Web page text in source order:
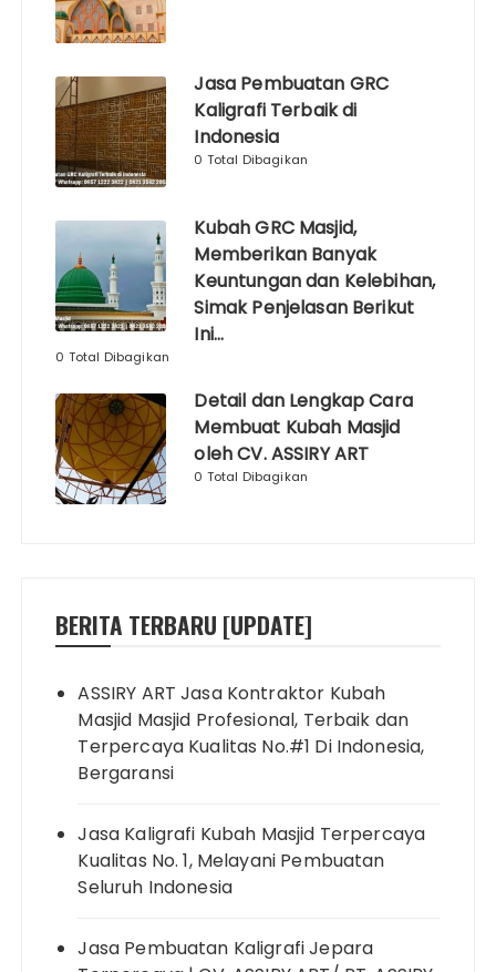
Jasa Pembuatan GRC
Kaligrafi Terbaik di
Indonesia
0 Total Dibagikan
Kubah GRC Masjid,
Memberikan Banyak
Keuntungan dan Kelebihan,
Simak Penjelasan Berikut
Ini…
0 Total Dibagikan
Detail dan Lengkap Cara
Membuat Kubah Masjid
oleh CV. ASSIRY ART
0 Total Dibagikan
BERITA TERBARU [UPDATE]
ASSIRY ART Jasa Kontraktor Kubah
Masjid Masjid Profesional, Terbaik dan
Terpercaya Kualitas No.#1 Di Indonesia,
Bergaransi
Jasa Kaligrafi Kubah Masjid Terpercaya
Kualitas No. 1, Melayani Pembuatan
Seluruh Indonesia
Jasa Pembuatan Kaligrafi Jepara